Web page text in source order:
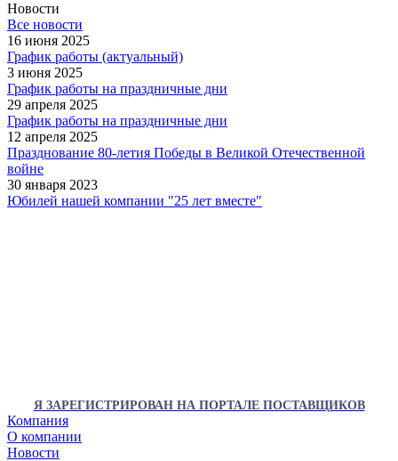
Новости
Все новости
16 июня 2025
График работы (актуальный)
3 июня 2025
График работы на праздничные дни
29 апреля 2025
График работы на праздничные дни
12 апреля 2025
Празднование 80-летия Победы в Великой Отечественной
войне
30 января 2023
Юбилей нашей компании "25 лет вместе"
Я ЗАРЕГИСТРИРОВАН НА ПОРТАЛЕ ПОСТАВЩИКОВ
Компания
О компании
Новости